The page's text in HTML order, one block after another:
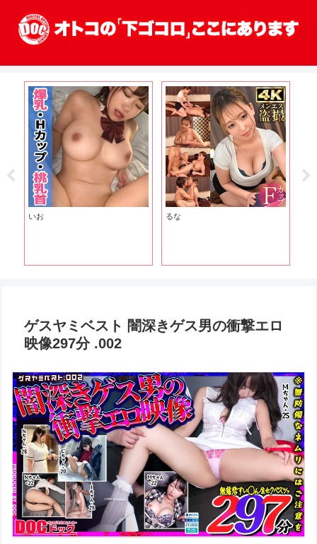
いお るな
ゲスヤミベスト 闇深きゲス男の衝撃エロ
映像297分 .002